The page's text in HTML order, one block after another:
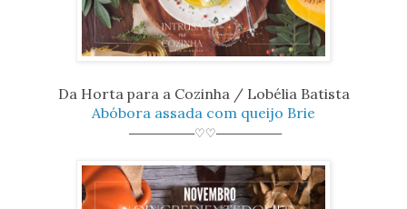
Da Horta para a Cozinha / Lobélia Batista
Abóbora assada com queijo Brie
────────♡♡────────